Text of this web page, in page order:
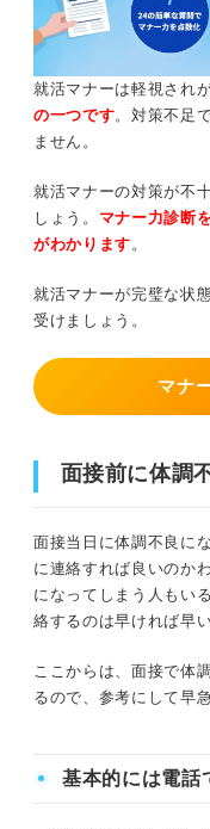
就活マナーは軽視され
の一つです。対策不足
ません。
就活マナーの対策が不
しょう。 マナー力診断
がわかります 。
就活マナーが完璧な状
受けましょう。
マナ
面接前に体調
面接当日に体調不良に
に連絡すれば良いのか
になってしまう人もい
絡するのは早ければ早
ここからは、面接で体
るので、参考にして早
基本的には電話